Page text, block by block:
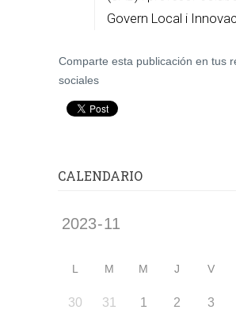
Govern Local i
Comparte esta publicación en tus
sociales
CALENDARIO
L M M J V
30 31 1 2 3